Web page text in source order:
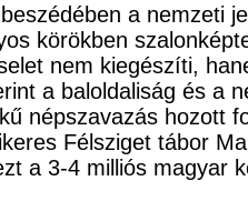
a
körökben
nem kiegészíti,
a baloldaliság és
népszavazás hozott
Félsziget tábor
a 3-4 milliós magyar